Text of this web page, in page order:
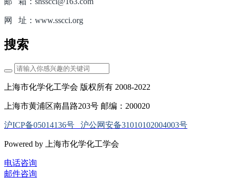
网 址：www.sscci.org
搜索
上海市化学化工学会 版权所有 2008-2022
上海市黄浦区南昌路203号 邮编：200020
沪ICP备05014136号 沪公网安备31010102004003号
Powered by 上海市化学化工学会
电话咨询
邮件咨询